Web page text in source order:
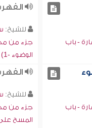
- باب
للشيخ:
جزء من
الوضوء -1)
- باب
للشيخ:
جزء من
المسح